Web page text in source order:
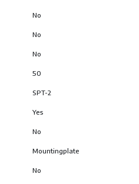
No
No
No
50
SPT-2
Yes
No
Mountingplate
No